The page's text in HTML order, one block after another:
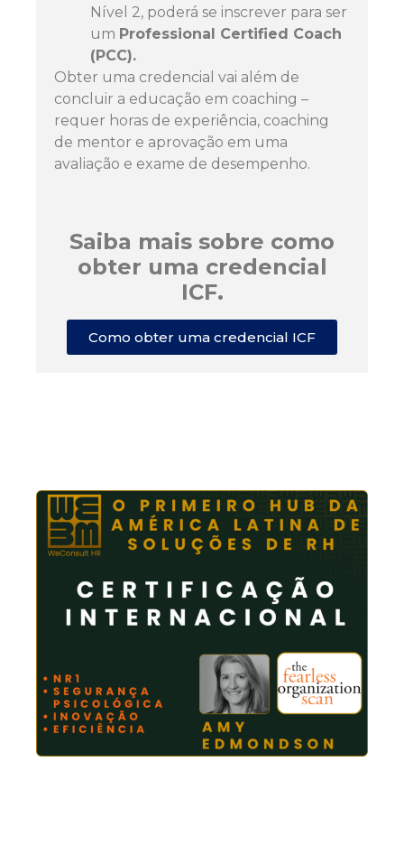
Nível 2, poderá se inscrever para ser
um Professional Certified Coach
(PCC).
Obter uma credencial vai além de
concluir a educação em coaching –
requer horas de experiência, coaching
de mentor e aprovação em uma
avaliação e exame de desempenho.
Saiba mais sobre como
obter uma credencial
ICF.
Como obter uma credencial ICF